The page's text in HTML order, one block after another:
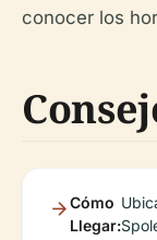
conocer los
Cómo
Llegar: